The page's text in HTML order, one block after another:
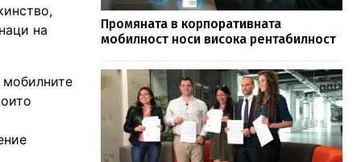
на
мобилните
Промяната в корпоративната
мобилност носи висока рентабилност